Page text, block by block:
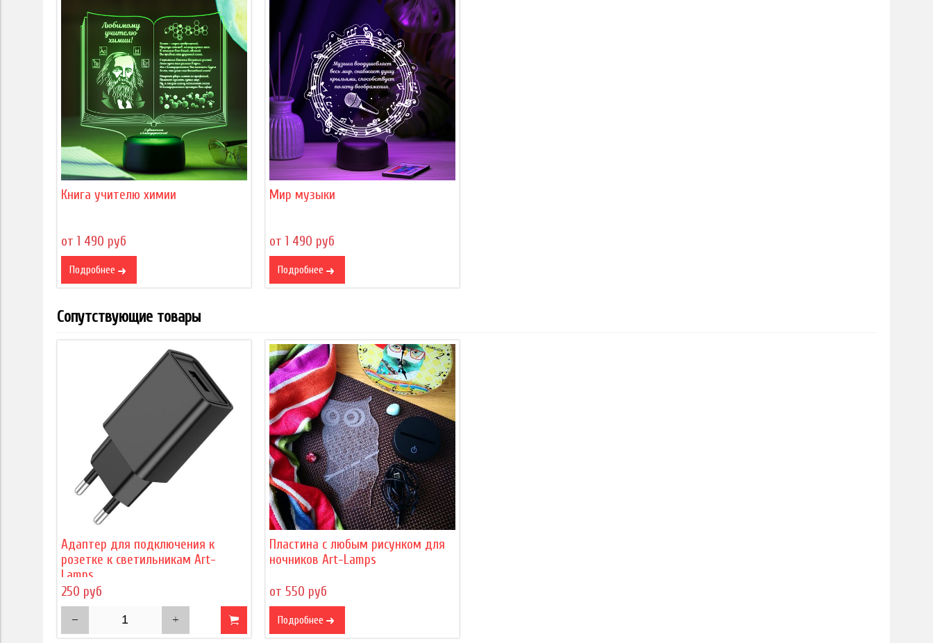
Книга учителю химии
от 1 490 руб
Подробнее
Мир музыки
от 1 490 руб
Подробнее
Сопутствующие товары
Адаптер для подключения к
розетке к светильникам Art-
Lamps
250 руб
Пластина с любым рисунком для
ночников Art-Lamps
от 550 руб
Подробнее